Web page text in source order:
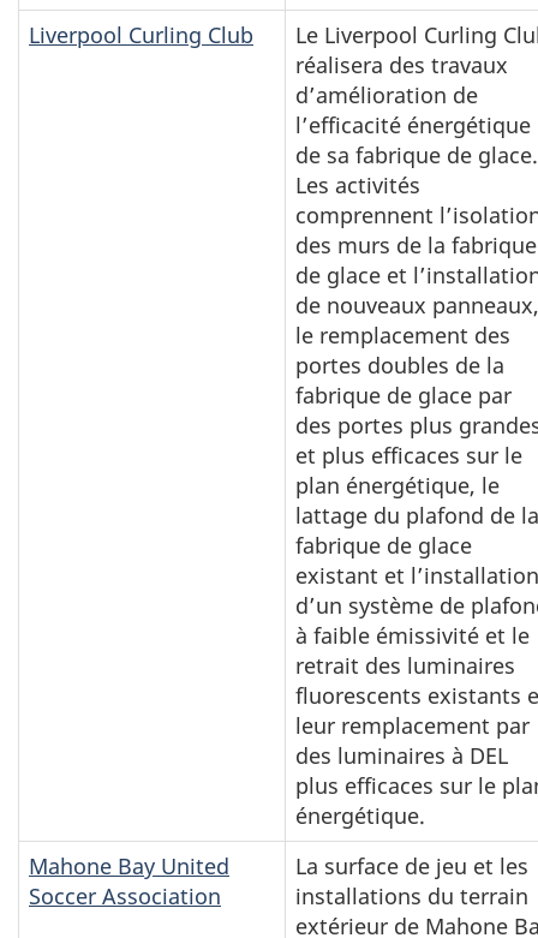
Liverpool Curling Club
Le Liverpool Curling
réalisera des travaux
d’amélioration de
l’efficacité énergétique
de sa fabrique de glace.
Les activités
comprennent
des murs de la fabrique
de glace et
de nouveaux panneaux,
le remplacement des
portes doubles de la
fabrique de glace par
des portes plus
et plus efficaces sur le
plan énergétique, le
lattage du plafond de la
fabrique de glace
existant et l’installation
d’un système de
à faible émissivité et le
retrait des luminaires
fluorescents existants
leur remplacement par
des luminaires à DEL
plus efficaces sur le
énergétique.
Mahone Bay United
Soccer Association
La surface de jeu et les
installations du terrain
extérieur de Mahone